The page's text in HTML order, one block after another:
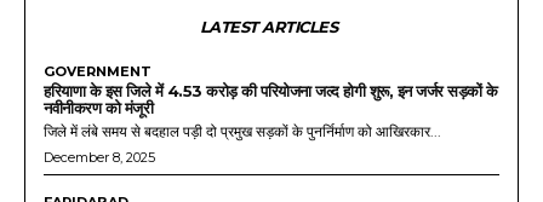
LATEST ARTICLES
GOVERNMENT
हरियाणा के इस जिले में 4.53 करोड़ की परियोजना जल्द होगी शुरू, इन जर्जर सड़कों के
नवीनीकरण को मंजूरी
जिले में लंबे समय से बदहाल पड़ी दो प्रमुख सड़कों के पुनर्निर्माण को आखिरकार...
December 8, 2025